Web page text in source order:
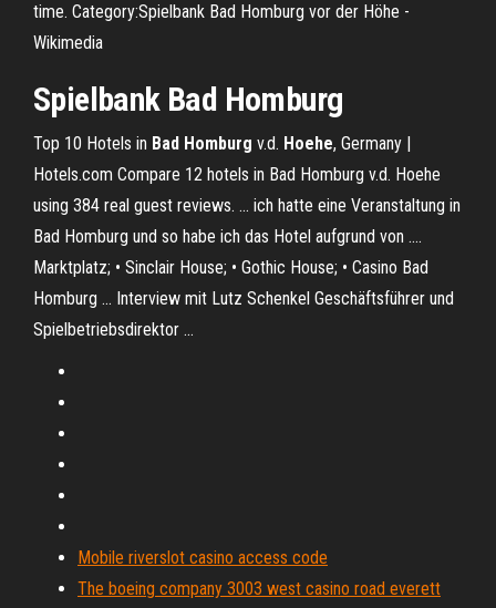
time. Category:Spielbank Bad Homburg vor der Höhe -
Wikimedia
Spielbank Bad Homburg
Top 10 Hotels in Bad Homburg v.d. Hoehe, Germany |
Hotels.com Compare 12 hotels in Bad Homburg v.d. Hoehe
using 384 real guest reviews. ... ich hatte eine Veranstaltung in
Bad Homburg und so habe ich das Hotel aufgrund von ....
Marktplatz; • Sinclair House; • Gothic House; • Casino Bad
Homburg ... Interview mit Lutz Schenkel Geschäftsführer und
Spielbetriebsdirektor ...
Mobile riverslot casino access code
The boeing company 3003 west casino road everett